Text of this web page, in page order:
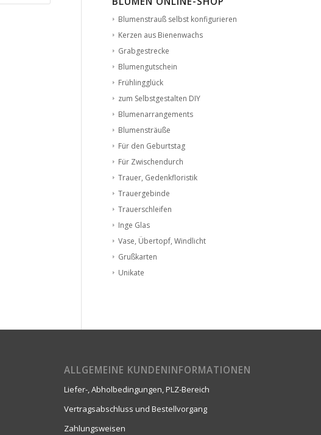
Blumenstrauß selbst konfigurieren
Kerzen aus Bienenwachs
Grabgestrecke
Blumengutschein
Frühlingglück
zum Selbstgestalten DIY
Blumenarrangements
Blumensträuße
Für den Geburtstag
Für Zwischendurch
Trauer, Gedenkfloristik
Trauergebinde
Trauerschleifen
Inge Glas
Vase, Übertopf, Windlicht
Grußkarten
Unikate
ALLGEMEINE KUNDENINFORMATIONEN
Liefer-, Abholbedingungen, PLZ-Bereich
Vertragsabschluss und Bestellvorgang
Zahlungsweisen